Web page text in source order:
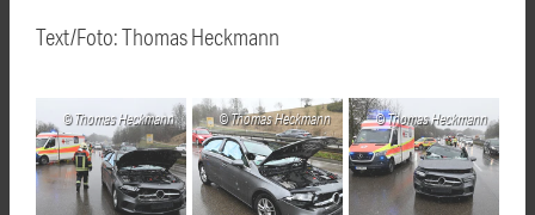
Text/Foto: Thomas Heckmann
Thomas Heckmann Thomas Heckmann Thomas Heckmann